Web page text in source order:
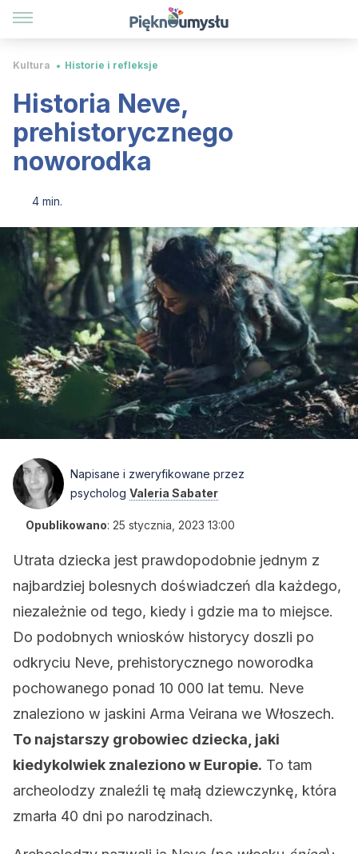
Kultura Historie i refleksje
Historia Neve,
prehistorycznego
noworodka
4 min.
Napisane i zweryfikowane przez
psycholog Valeria Sabater
Opublikowano: 25 stycznia, 2023 13:00
Utrata dziecka jest prawdopodobnie jednym z
najbardziej bolesnych doświadczeń dla każdego,
niezależnie od tego, kiedy i gdzie ma to miejsce.
Do podobnych wniosków historycy doszli po
odkryciu Neve, prehistorycznego noworodka
pochowanego ponad 10 000 lat temu. Neve
znaleziono w jaskini Arma Veirana we Włoszech.
To najstarszy grobowiec dziecka, jaki
kiedykolwiek znaleziono w Europie. To tam
archeolodzy znaleźli tę małą dziewczynkę, która
zmarła 40 dni po narodzinach.